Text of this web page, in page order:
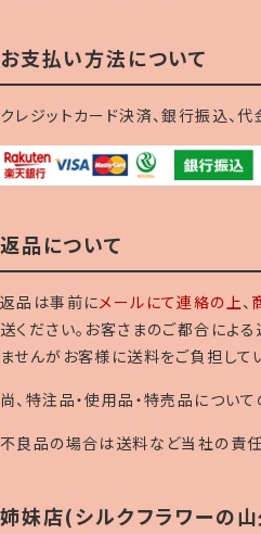
お支払い方法について
クレジットカード決済、銀行振込、
返品について
返品は事前にメールにて連絡の上、
送ください。お客さまのご都合によ
ませんがお客様に送料をご負担して
尚、特注品・使用品・特売品につい
不良品の場合は送料など当社の責任
姉妹店(シルクフラワーの